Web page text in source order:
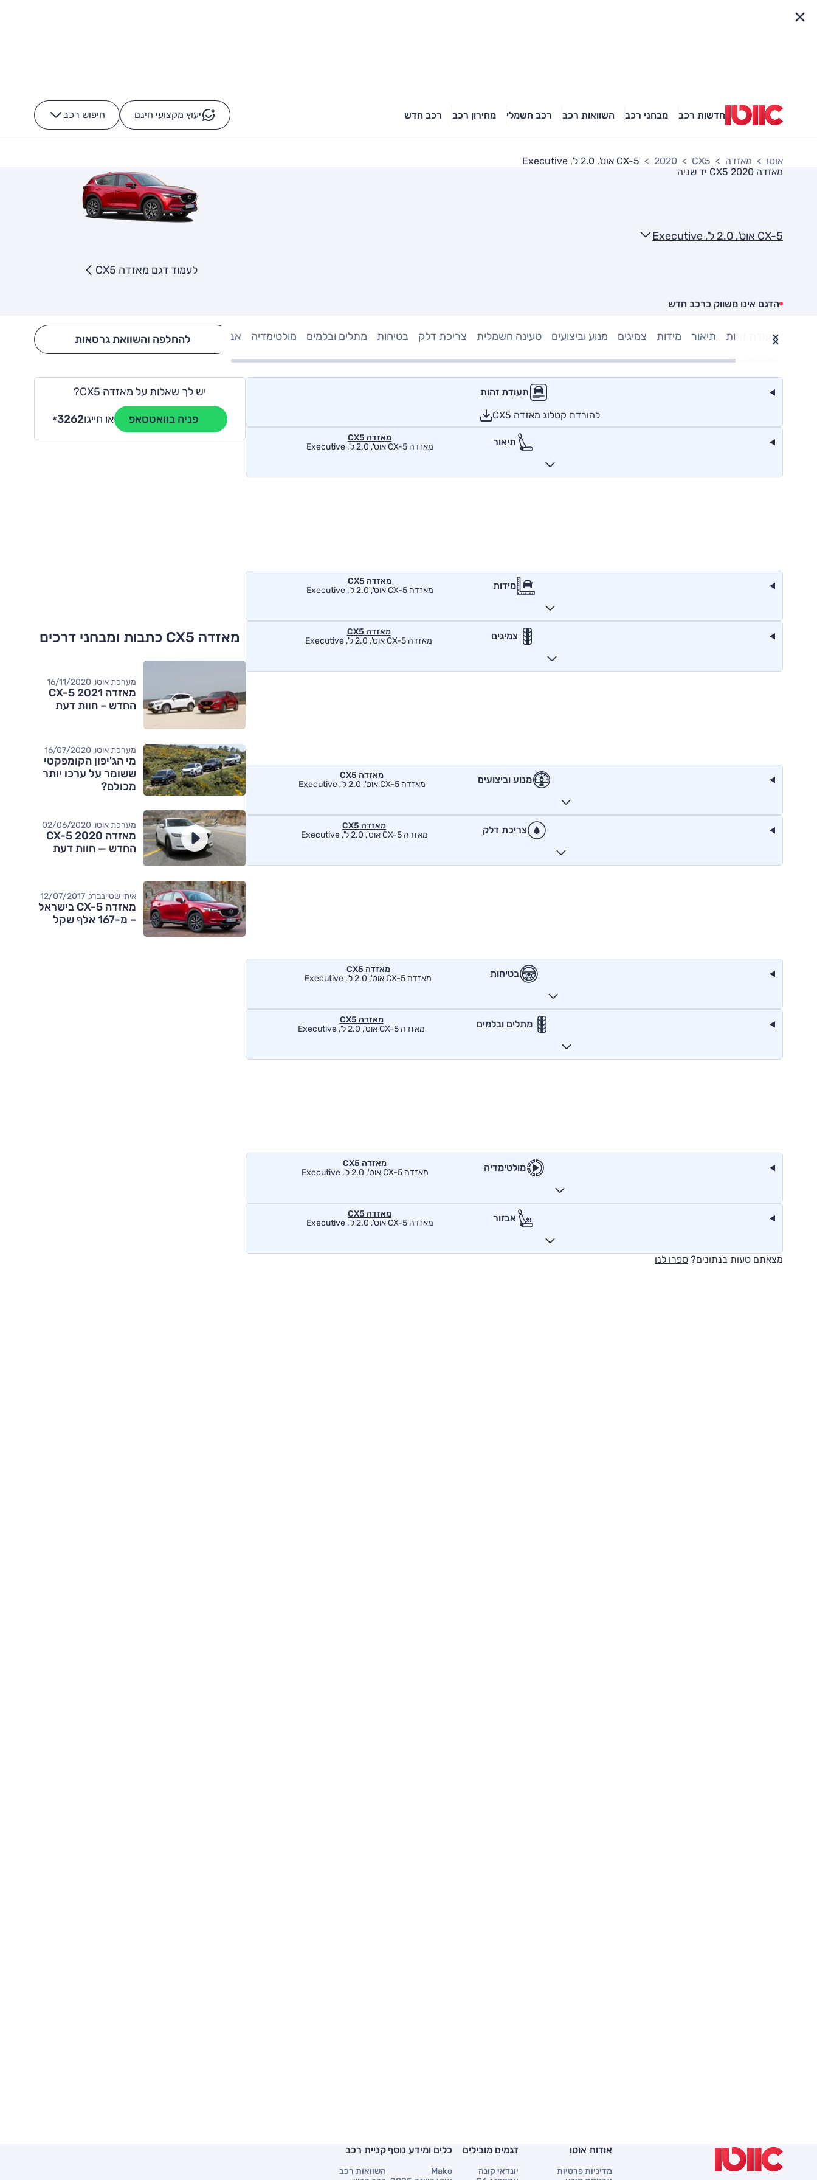
חדשות רכב מבחני רכב השוואות רכב רכב חשמלי מחירון רכב רכב חדש יעוץ מקצועי חינם חיפוש רכב -
אוטו מאזדה CX5
2020
CX-5 אוט', 2.0 ל', Executive
מאזדה CX5 2020
יד שניה
CX-5 אוט', 2.0 ל', Executive
הדגם אינו משווק כרכב חדש
לעמוד דגם מאזדה CX5
תעודת זהות תיאור מידות צמיגים מנוע וביצועים טעינה חשמלית צריכת דלק בטיחות מתלים ובלמים מולטימדיה אבזור Hide config section
להחלפה והשוואת גרסאות
תעודת זהות
להורדת קטלוג מאזדה CX5
תיאור
מאזדה CX5
מאזדה CX-5 אוט', 2.0 ל', Executive
מידות
מאזדה CX5
מאזדה CX-5 אוט', 2.0 ל', Executive
צמיגים
מאזדה CX5
מאזדה CX-5 אוט', 2.0 ל', Executive
מנוע וביצועים
מאזדה CX5
מאזדה CX-5 אוט', 2.0 ל', Executive
צריכת דלק
מאזדה CX5
מאזדה CX-5 אוט', 2.0 ל', Executive
בטיחות
מאזדה CX5
מאזדה CX-5 אוט', 2.0 ל', Executive
מתלים ובלמים
מאזדה CX5
מאזדה CX-5 אוט', 2.0 ל', Executive
מולטימדיה
מאזדה CX5
מאזדה CX-5 אוט', 2.0 ל', Executive
אבזור
מאזדה CX5
מאזדה CX-5 אוט', 2.0 ל', Executive
מצאתם טעות בנתונים? ספרו לנו
יש לך שאלות על מאזדה CX5?
פניה בוואטסאפ או חייגו *3262
מאזדה CX5 כתבות ומבחני דרכים
מערכת אוטו, 16/11/2020
מאזדה CX-5 2021
החדש – חוות דעת
מערכת אוטו, 16/07/2020
מי הג'יפון הקומפקטי
ששומר על ערכו יותר
מכולם?
מערכת אוטו, 02/06/2020
מאזדה CX-5 2020
החדש — חוות דעת
איתי שטיינברג, 12/07/2017
מאזדה CX-5 בישראל
– מ-167 אלף שקל
אודות אוטו
מדיניות פרטיות
דגמים מובילים
יונדאי קונה
כלים ומידע נוסף
Mako
קניית רכב
השוואות רכב